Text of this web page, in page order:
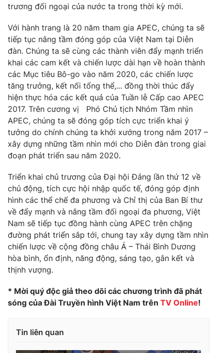
trương đối ngoại của nước ta trong thời kỳ mới.
Với hành trang là 20 năm tham gia APEC, chúng ta sẽ
tiếp tục nâng tầm đóng góp của Việt Nam tại Diễn
đàn. Chúng ta sẽ cùng các thành viên đẩy mạnh triển
khai các cam kết và chiến lược dài hạn về hoàn thành
các Mục tiêu Bô-go vào năm 2020, các chiến lược
tăng trưởng, kết nối tổng thể,... đồng thời thúc đẩy
hiện thực hóa các kết quả của Tuần lễ Cấp cao APEC
2017. Trên cương vị Phó Chủ tịch Nhóm Tầm nhìn
APEC, chúng ta sẽ đóng góp tích cực triển khai ý
tưởng do chính chúng ta khởi xướng trong năm 2017 –
xây dựng những tầm nhìn mới cho Diễn đàn trong giai
đoạn phát triển sau năm 2020.
Triển khai chủ trương của Đại hội Đảng lần thứ 12 về
chủ động, tích cực hội nhập quốc tế, đóng góp định
hình các thể chế đa phương và Chỉ thị của Ban Bí thư
về đẩy mạnh và nâng tầm đối ngoại đa phương, Việt
Nam sẽ tiếp tục đồng hành cùng APEC trên chặng
đường phát triển sắp tới, chung tay xây dựng tầm nhìn
chiến lược về cộng đồng châu Á – Thái Bình Dương
hòa bình, ổn định, năng động, sáng tạo, gắn kết và
thịnh vượng.
* Mời quý độc giả theo dõi các chương trình đã phát
sóng của Đài Truyền hình Việt Nam trên TV Online!
Tin liên quan